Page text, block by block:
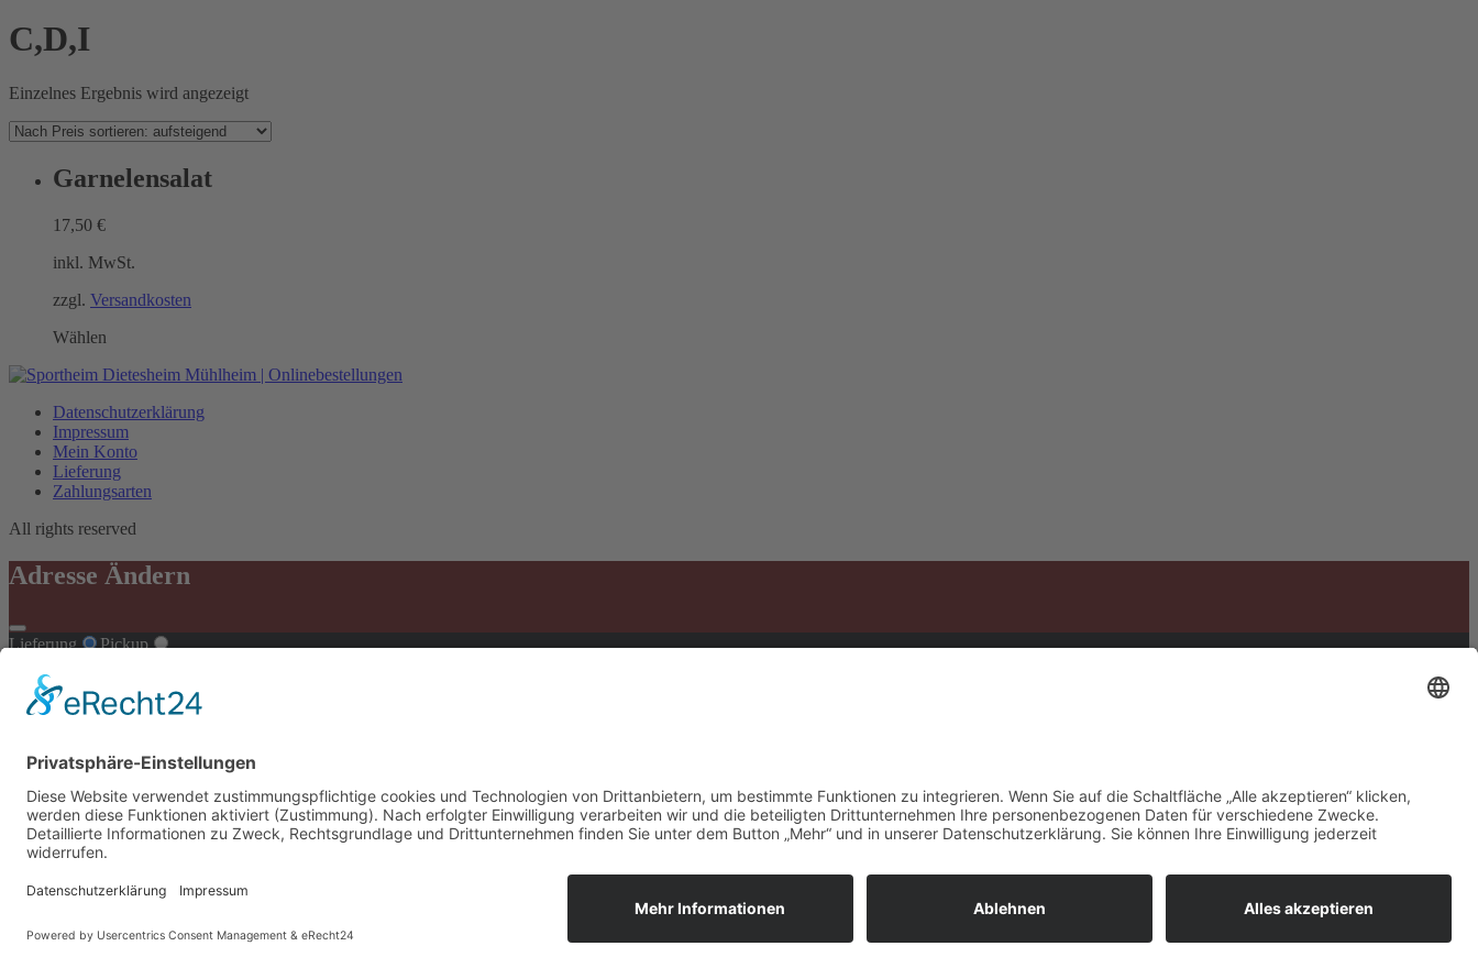
C,D,I
Einzelnes Ergebnis wird angezeigt
Garnelensalat
17,50 €
inkl. MwSt.
zzgl. Versandkosten
Wählen
Datenschutzerklärung
Impressum
Mein Konto
Lieferung
Zahlungsarten
All rights reserved
Adresse Ändern
Lieferung Pickup
Loading...